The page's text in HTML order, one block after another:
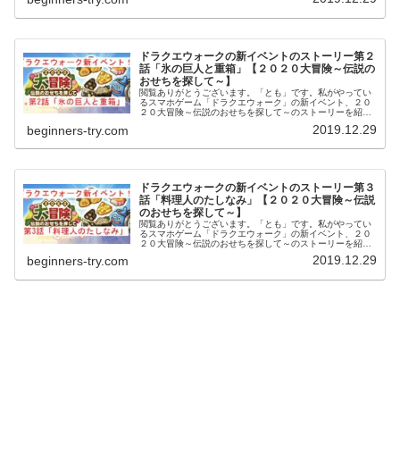
ドラクエウォークの新イベントのストーリー第２
話「氷の巨人と重箱」【２０２０大冒険～伝説の
おせちを探して～】
閲覧ありがとうございます。「とも」です。私がやってい
るスマホゲーム「ドラクエウォーク」の新イベント、２０
２０大冒険～伝説のおせちを探して～のストーリーを紹介
beginners-try.com 2019.12.29
ドラクエウォークの新イベントのストーリー第３
話「料理人のたしなみ」【２０２０大冒険～伝説
のおせちを探して～】
閲覧ありがとうございます。「とも」です。私がやってい
るスマホゲーム「ドラクエウォーク」の新イベント、２０
２０大冒険～伝説のおせちを探して～のストーリーを紹介
beginners-try.com 2019.12.29